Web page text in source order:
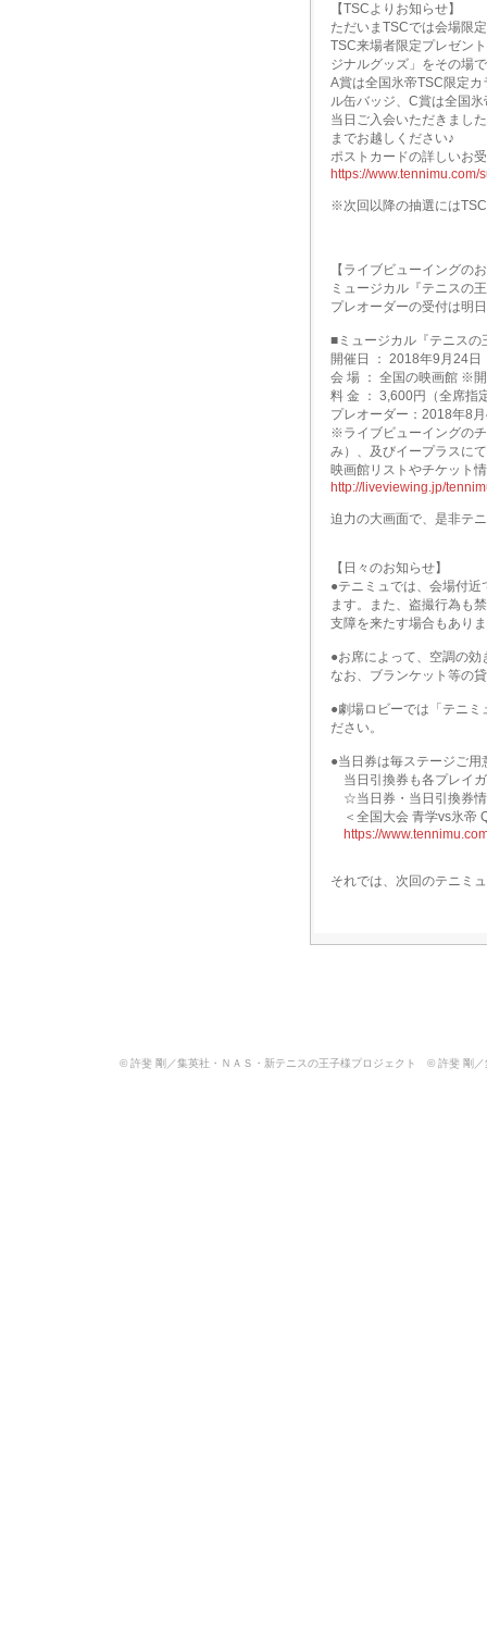
【TSCよりお知らせ】
ただいまTSCでは会場限
TSC来場者限定プレゼン
ジナルグッズ」をその場
A賞は全国氷帝TSC限定
ル缶バッジ、C賞は全国
当日ご入会いただきまし
までお越しください♪
ポストカードの詳しいお
https://www.tennimu.com/
※次回以降の抽選には
【ライブビューイングの
ミュージカル『テニスの
プレオーダーの受付は明
■ミュージカル『テニスの
開催日 ： 2018年9月24
会 場 ： 全国の映画館 ※
料 金 ： 3,600円（全席指
プレオーダー：2018年8
※ライブビューイングの
み）、及びイープラスに
映画館リストやチケット
http://liveviewing.jp/
迫力の大画面で、是非テ
【日々のお知らせ】
●テニミュでは、会場付
ます。また、盗撮行為も
支障を来たす場合もあり
●お席によって、空調の
なお、ブランケット等の
●劇場ロビーでは「テニ
ださい。
●当日券は毎ステージご用
当日引換券も各プレイ
☆当日券・当日引換券
＜全国大会 青学vs氷帝
https://
それでは、次回のテニミ
© 許斐 剛／集英社・ＮＡＳ・新テニスの王子様プロジェクト © 許斐 剛／